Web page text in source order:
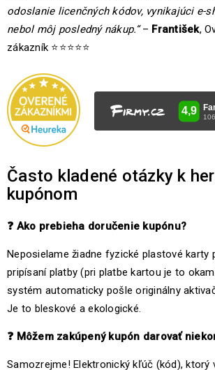
odoslanie licenčných kódov, vynikajúci e-
nebol môj posledný nákup.“– František,
zákazník ⭐⭐⭐⭐⭐
Často kladené otázky k
kupónom
❓ Ako prebieha doručenie kupónu?
Neposielame žiadne fyzické plastové karty
pripísaní platby (pri platbe kartou je to
systém automaticky pošle originálny
Je to bleskové a ekologické.
❓ Môžem zakúpený kupón darovať
Samozrejme! Elektronický kľúč (kód), ktorý